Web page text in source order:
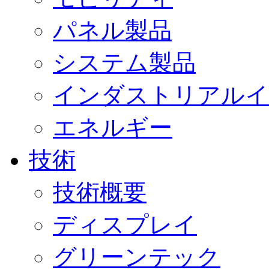
パネル製品
システム製品
インダストリアル
エネルギー
技術
技術概要
ディスプレイ
グリーンテック